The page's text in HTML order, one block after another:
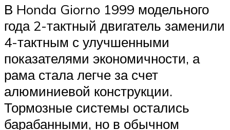
В Honda Giorno 1999 модельного
года 2-тактный двигатель заменили
4-тактным с улучшенными
показателями экономичности, а
рама стала легче за счет
алюминиевой конструкции.
Тормозные системы остались
барабанными, но в обычном